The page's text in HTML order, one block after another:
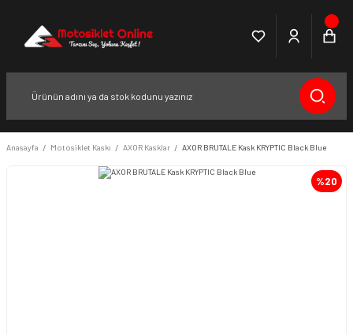
Anasayfa Motosiklet Kaskı AXOR Kasklar AXOR BRUTALE Kask KRYPTIC Black Blue
%20